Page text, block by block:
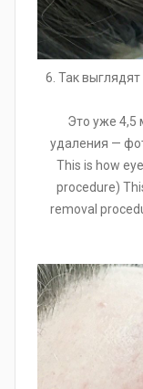
6. Так
Это уже 4,5
удаления —
This is how
procedure)
removal